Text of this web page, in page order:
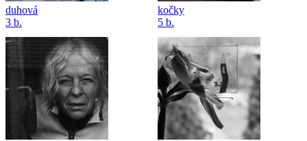
duhová
3 b.
kočky
5 b.